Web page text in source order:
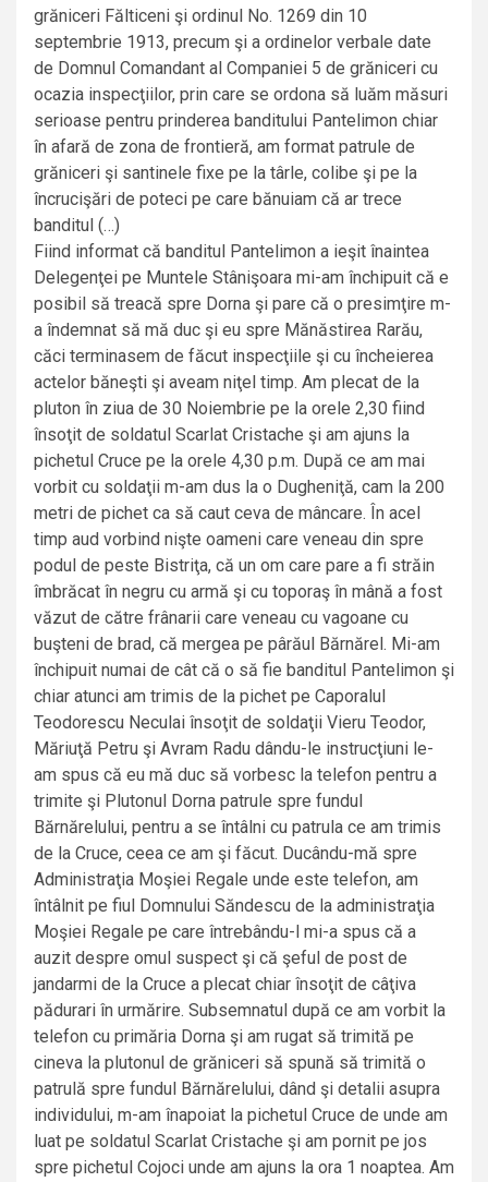
grăniceri Fălticeni şi ordinul No. 1269 din 10
septembrie 1913, precum şi a ordinelor verbale date
de Domnul Comandant al Companiei 5 de grăniceri cu
ocazia inspecţiilor, prin care se ordona să luăm măsuri
serioase pentru prinderea banditului Pantelimon chiar
în afară de zona de frontieră, am format patrule de
grăniceri şi santinele fixe pe la târle, colibe şi pe la
încrucişări de poteci pe care bănuiam că ar trece
banditul (…)
Fiind informat că banditul Pantelimon a ieşit înaintea
Delegenţei pe Muntele Stânişoara mi-am închipuit că e
posibil să treacă spre Dorna şi pare că o presimţire m-
a îndemnat să mă duc şi eu spre Mănăstirea Rarău,
căci terminasem de făcut inspecţiile şi cu încheierea
actelor băneşti şi aveam niţel timp. Am plecat de la
pluton în ziua de 30 Noiembrie pe la orele 2,30 fiind
însoţit de soldatul Scarlat Cristache şi am ajuns la
pichetul Cruce pe la orele 4,30 p.m. După ce am mai
vorbit cu soldaţii m-am dus la o Dugheniţă, cam la 200
metri de pichet ca să caut ceva de mâncare. În acel
timp aud vorbind nişte oameni care veneau din spre
podul de peste Bistriţa, că un om care pare a fi străin
îmbrăcat în negru cu armă şi cu toporaş în mână a fost
văzut de către frânarii care veneau cu vagoane cu
buşteni de brad, că mergea pe pârăul Bărnărel. Mi-am
închipuit numai de cât că o să fie banditul Pantelimon şi
chiar atunci am trimis de la pichet pe Caporalul
Teodorescu Neculai însoţit de soldaţii Vieru Teodor,
Măriuţă Petru şi Avram Radu dându-le instrucţiuni le-
am spus că eu mă duc să vorbesc la telefon pentru a
trimite şi Plutonul Dorna patrule spre fundul
Bărnărelului, pentru a se întâlni cu patrula ce am trimis
de la Cruce, ceea ce am şi făcut. Ducându-mă spre
Administraţia Moşiei Regale unde este telefon, am
întâlnit pe fiul Domnului Săndescu de la administraţia
Moşiei Regale pe care întrebându-l mi-a spus că a
auzit despre omul suspect şi că şeful de post de
jandarmi de la Cruce a plecat chiar însoţit de câţiva
pădurari în urmărire. Subsemnatul după ce am vorbit la
telefon cu primăria Dorna şi am rugat să trimită pe
cineva la plutonul de grăniceri să spună să trimită o
patrulă spre fundul Bărnărelului, dând şi detalii asupra
individului, m-am înapoiat la pichetul Cruce de unde am
luat pe soldatul Scarlat Cristache şi am pornit pe jos
spre pichetul Cojoci unde am ajuns la ora 1 noaptea. Am